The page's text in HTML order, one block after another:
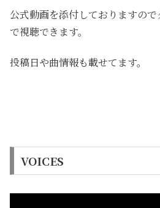
公式動画を添付しておりますの
で視聴できます。
投稿日や曲情報も載せてます。
VOICES